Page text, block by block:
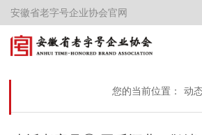
安徽省老字号企业协会官网
您的当前位置： 动